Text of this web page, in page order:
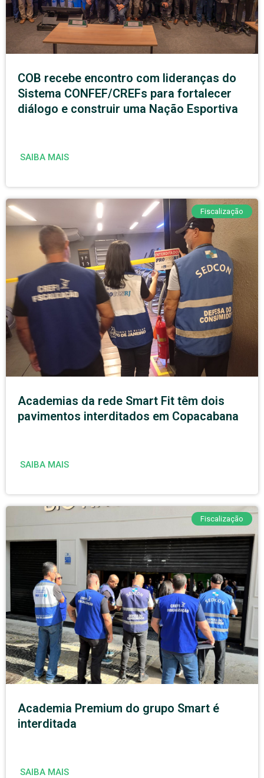
COB recebe encontro com lideranças do
Sistema CONFEF/CREFs para fortalecer
diálogo e construir uma Nação Esportiva
SAIBA MAIS
Fiscalização
Academias da rede Smart Fit têm dois
pavimentos interditados em Copacabana
SAIBA MAIS
Fiscalização
Academia Premium do grupo Smart é
interditada
SAIBA MAIS